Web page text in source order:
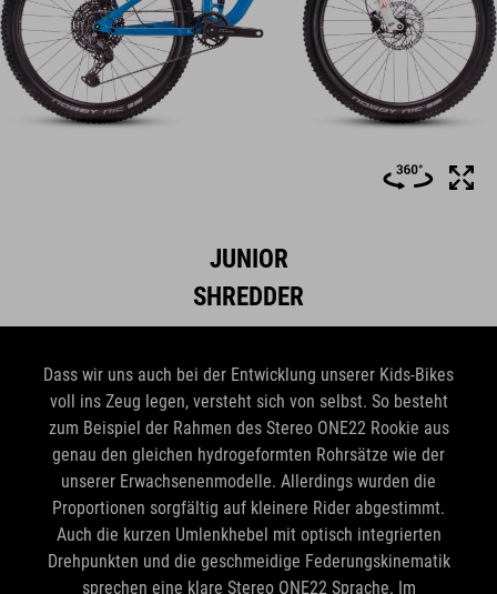
JUNIOR
SHREDDER
Dass wir uns auch bei der Entwicklung unserer Kids-Bikes
voll ins Zeug legen, versteht sich von selbst. So besteht
zum Beispiel der Rahmen des Stereo ONE22 Rookie aus
genau den gleichen hydrogeformten Rohrsätze wie der
unserer Erwachsenenmodelle. Allerdings wurden die
Proportionen sorgfältig auf kleinere Rider abgestimmt.
Auch die kurzen Umlenkhebel mit optisch integrierten
Drehpunkten und die geschmeidige Federungskinematik
sprechen eine klare Stereo ONE22 Sprache. Im